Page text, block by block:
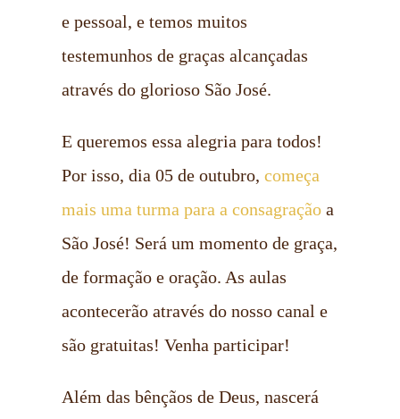
e pessoal, e temos muitos
testemunhos de graças alcançadas
através do glorioso São José.
E queremos essa alegria para todos!
Por isso, dia 05 de outubro, começa
mais uma turma para a consagraçãoa
São José! Será um momento de graça,
de formação e oração. As aulas
acontecerão através do nosso canal e
são gratuitas! Venha participar!
Além das bênçãos de Deus, nascerá